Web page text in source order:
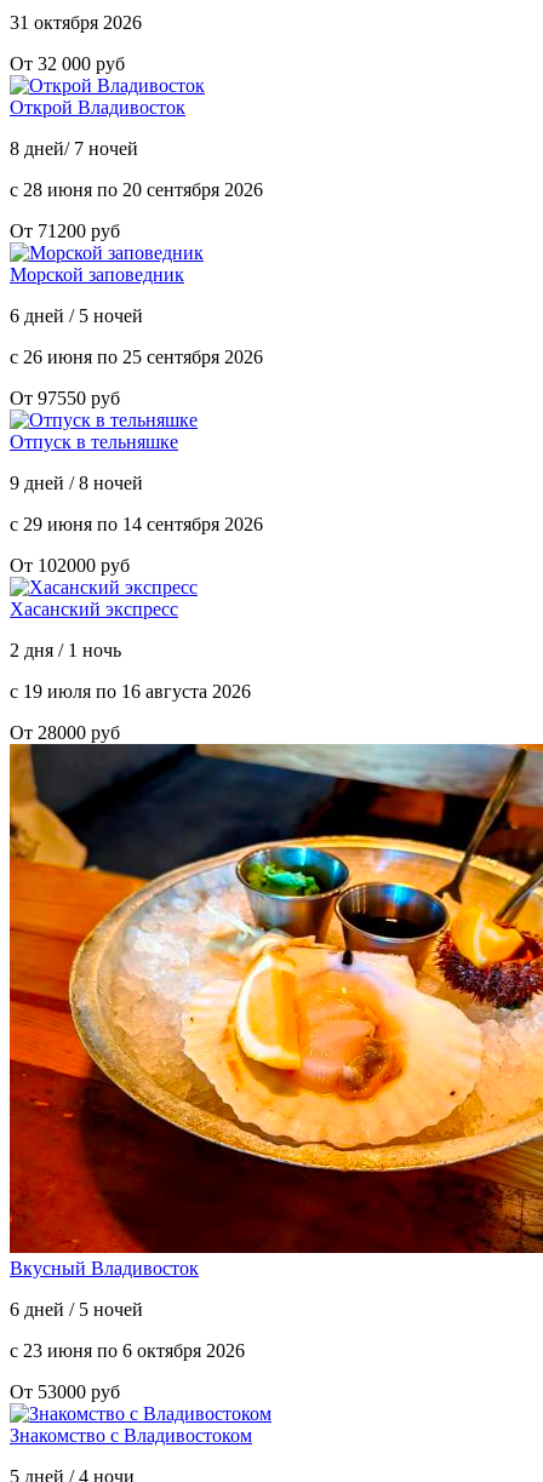
31 октября 2026
От 32 000 руб
Открой Владивосток
8 дней/ 7 ночей
с 28 июня по 20 сентября 2026
От 71200 руб
Морской заповедник
6 дней / 5 ночей
с 26 июня по 25 сентября 2026
От 97550 руб
Отпуск в тельняшке
9 дней / 8 ночей
с 29 июня по 14 сентября 2026
От 102000 руб
Хасанский экспресс
2 дня / 1 ночь
с 19 июля по 16 августа 2026
От 28000 руб
Вкусный Владивосток
6 дней / 5 ночей
с 23 июня по 6 октября 2026
От 53000 руб
Знакомство с Владивостоком
5 дней / 4 ночи